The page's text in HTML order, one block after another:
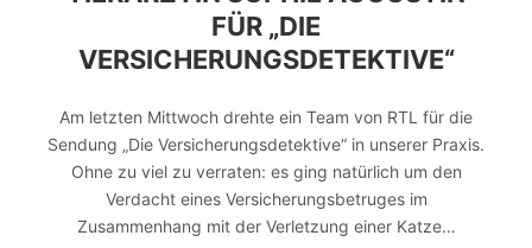
FÜR „DIE
VERSICHERUNGSDETEKTIVE“
Am letzten Mittwoch drehte ein Team von RTL für die
Sendung „Die Versicherungsdetektive“ in unserer Praxis.
Ohne zu viel zu verraten: es ging natürlich um den
Verdacht eines Versicherungsbetruges im
Zusammenhang mit der Verletzung einer Katze…